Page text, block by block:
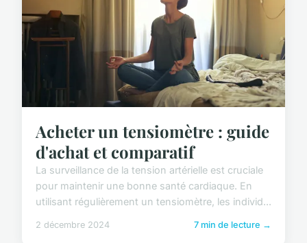
Acheter un tensiomètre : guide
d'achat et comparatif
La surveillance de la tension artérielle est cruciale
pour maintenir une bonne santé cardiaque. En
utilisant régulièrement un tensiomètre, les individ...
2 décembre 2024 7 min de lecture →